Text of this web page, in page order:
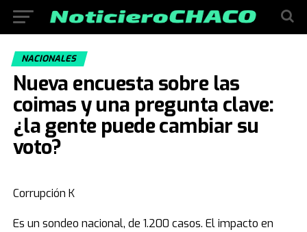
NACIONALES
Nueva encuesta sobre las
coimas y una pregunta clave:
¿la gente puede cambiar su
voto?
Corrupción K
Es un sondeo nacional, de 1.200 casos. El impacto en